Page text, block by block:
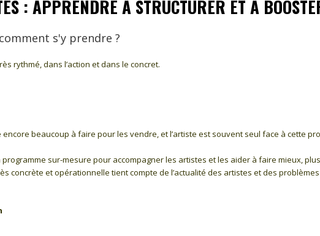
: APPRENDRE À STRUCTURER ET À
s'y prendre ?
rythmé, dans l’action et dans le concret.
beaucoup à faire pour les vendre, et l’artiste est souvent seul face à cette
sur-mesure pour accompagner les artistes et les aider à faire mieux,
concrète et opérationnelle tient compte de l’actualité des artistes et des